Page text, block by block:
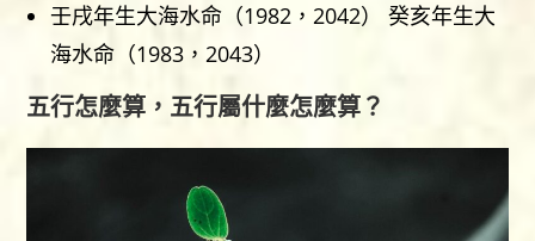
壬戌年生大海水命（1982，2042） 癸亥年生大
海水命（1983，2043）
五行怎麼算，五行屬什麼怎麼算？